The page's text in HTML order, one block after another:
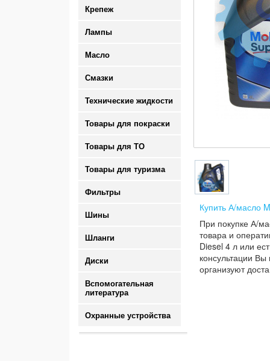
Крепеж
Лампы
Масло
Смазки
Технические жидкости
Товары для покраски
Товары для ТО
Товары для туризма
Фильтры
Шины
Шланги
Диски
Вспомогательная
литература
Охранные устройства
Купить А/масло
При покупке А/
товара и
Diesel 4 л или
консультации
организуют